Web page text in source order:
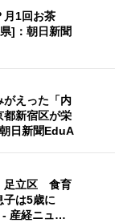
月1回お茶
]：朝日新聞
えった「内
都新宿区が栄
日新聞EduA
足立区 食育
子は5歳に
- 産経ニュ…